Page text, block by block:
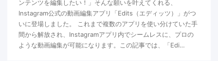
ンテンツを編集したい！」そんな願いを叶えてくれる、
Instagram公式の動画編集アプリ「Edits（エディッツ）」がつ
いに登場しました。 これまで複数のアプリを使い分けていた手
間から解放され、Instagramアプリ内でシームレスに、プロの
ような動画編集が可能になります。この記事では、「Edi…